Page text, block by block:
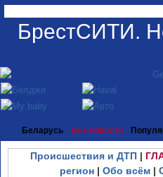
БрестСИТИ.
Беларусь Все новости
Происшествия и ДТП|
регион | Обо всём |